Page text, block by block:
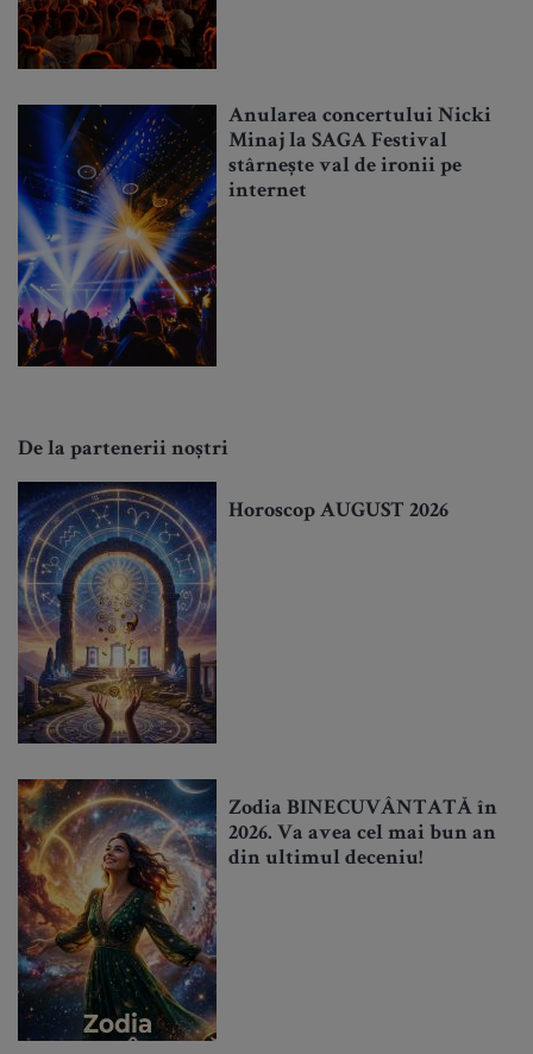
Anularea concertului Nicki
Minaj la SAGA Festival
stârnește val de ironii pe
internet
De la partenerii noștri
Horoscop AUGUST 2026
Zodia BINECUVÂNTATĂ în
2026. Va avea cel mai bun an
din ultimul deceniu!